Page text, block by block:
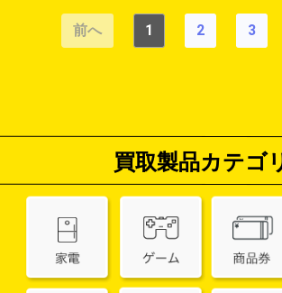
前へ 1 2 3
買取製品カテゴ